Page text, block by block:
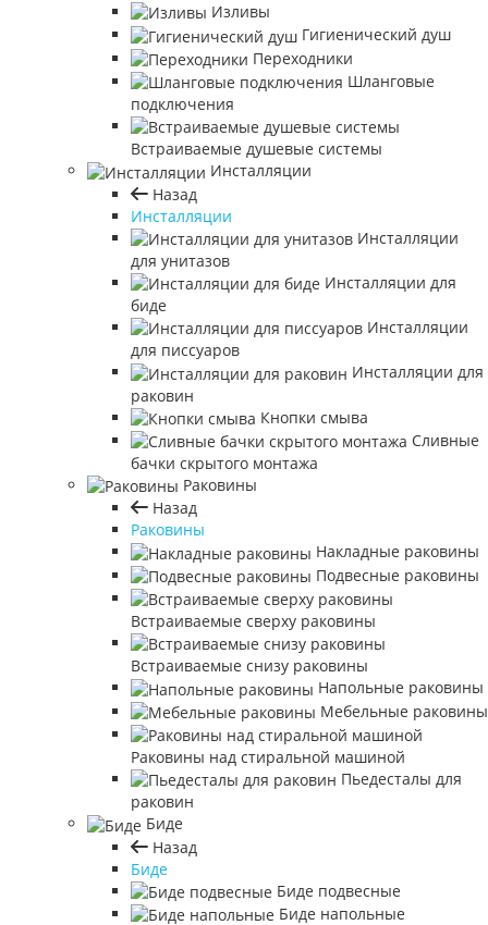
Изливы
Гигиенический душ
Переходники
Шланговые
подключения
Встраиваемые душевые системы
Инсталляции
Назад
Инсталляции
Инсталляции
для унитазов
Инсталляции для
биде
Инсталляции
для писсуаров
Инсталляции для
раковин
Кнопки смыва
Сливные
бачки скрытого монтажа
Раковины
Назад
Раковины
Накладные раковины
Подвесные раковины
Встраиваемые сверху раковины
Встраиваемые снизу раковины
Напольные раковины
Мебельные раковины
Раковины над стиральной машиной
Пьедесталы для
раковин
Биде
Назад
Биде
Биде подвесные
Биде напольные